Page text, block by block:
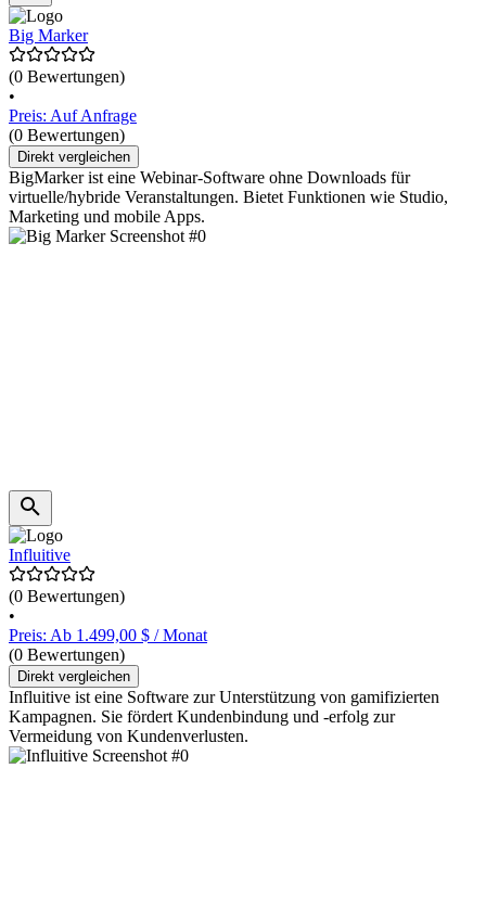
Big Marker
(0 Bewertungen)
•
Preis: Auf Anfrage
(0 Bewertungen)
Direkt vergleichen
BigMarker ist eine Webinar-Software ohne Downloads für
virtuelle/hybride Veranstaltungen. Bietet Funktionen wie Studio,
Marketing und mobile Apps.
Influitive
(0 Bewertungen)
•
Preis: Ab 1.499,00 $ / Monat
(0 Bewertungen)
Direkt vergleichen
Influitive ist eine Software zur Unterstützung von gamifizierten
Kampagnen. Sie fördert Kundenbindung und -erfolg zur
Vermeidung von Kundenverlusten.